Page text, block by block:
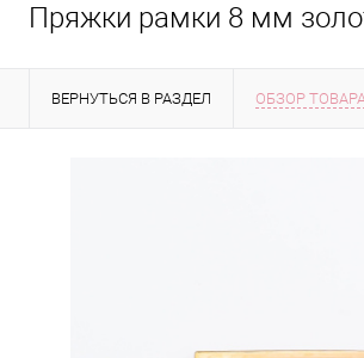
Пряжки рамки 8 мм
ВЕРНУТЬСЯ В РАЗДЕЛ ОБЗОР